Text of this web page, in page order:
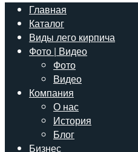
Главная
Каталог
Виды лего кирпича
Фото | Видео
Фото
Видео
Компания
О нас
История
Блог
Бизнес